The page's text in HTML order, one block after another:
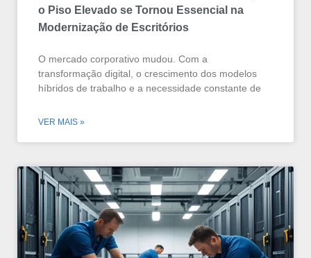
o Piso Elevado se Tornou Essencial na
Modernização de Escritórios
O mercado corporativo mudou. Com a
transformação digital, o crescimento dos modelos
híbridos de trabalho e a necessidade constante de
VER MAIS »